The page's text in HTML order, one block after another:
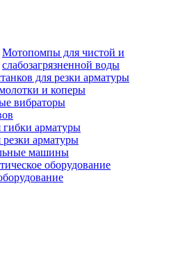
Мотопомпы для чистой и
слабозагрязненной воды
для резки арматуры
и коперы
вибраторы
гибки арматуры
арматуры
машины